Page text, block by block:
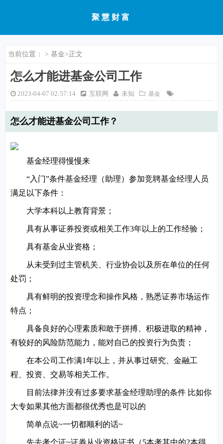
聚慧财富
当前位置： > 基金>正文
怎么才能进基金公司工作
2023-04-07 02:57:14 互联网 未知 基金
怎么才能进基金公司工作？
基金经理得慢慢来
“入门”条件基金经理（助理）参加竞聘基金经理人员
满足以下条件：
大学本科以上教育背景；
具有从事证券投资或相关工作3年以上的工作经验；
具有基金从业资格；
从未受到过主管机关、行业协会以及所在单位的任何
处罚；
具有鲜明的投资理念和操作风格，熟悉证券市场运作
特点；
具备良好的心理素质和敢于拼搏、积极进取的精神，
有较好的风险防范能力，能对自己的投资行为负责；
在本公司工作满1年以上，并从事过研究、金融工
程、投资、交易等相关工作。
目前法律并没有过多要求基金经理助理的条件 比如你
大专如果其他方面都很优秀也是可以的
简单点说~一切都顺利的话~